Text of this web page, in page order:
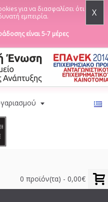
για να διασφαλίσει ότι
εμπειρία.
X
είναι 5-7 μέρες
0 προϊόν(τα) - 0,00€